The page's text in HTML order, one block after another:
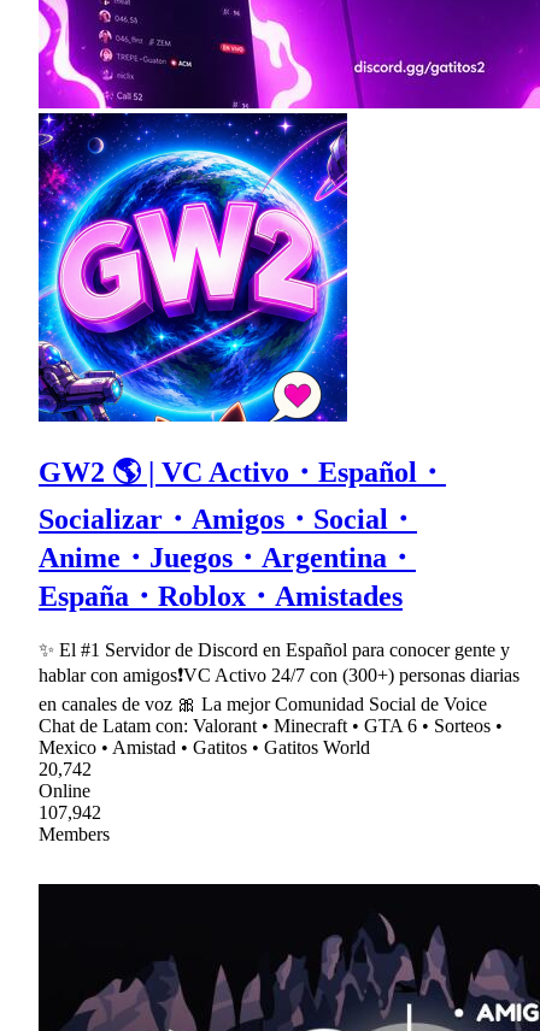
GW2 🌎 | VC Activo・Español・
Socializar・Amigos・Social・
Anime・Juegos・Argentina・
España・Roblox・Amistades
✨ El #1 Servidor de Discord en Español para conocer gente y
hablar con amigos❗VC Activo 24/7 con (300+) personas diarias
en canales de voz 🎀 La mejor Comunidad Social de Voice
Chat de Latam con: Valorant • Minecraft • GTA 6 • Sorteos •
Mexico • Amistad • Gatitos • Gatitos World
20,742
Online
107,942
Members